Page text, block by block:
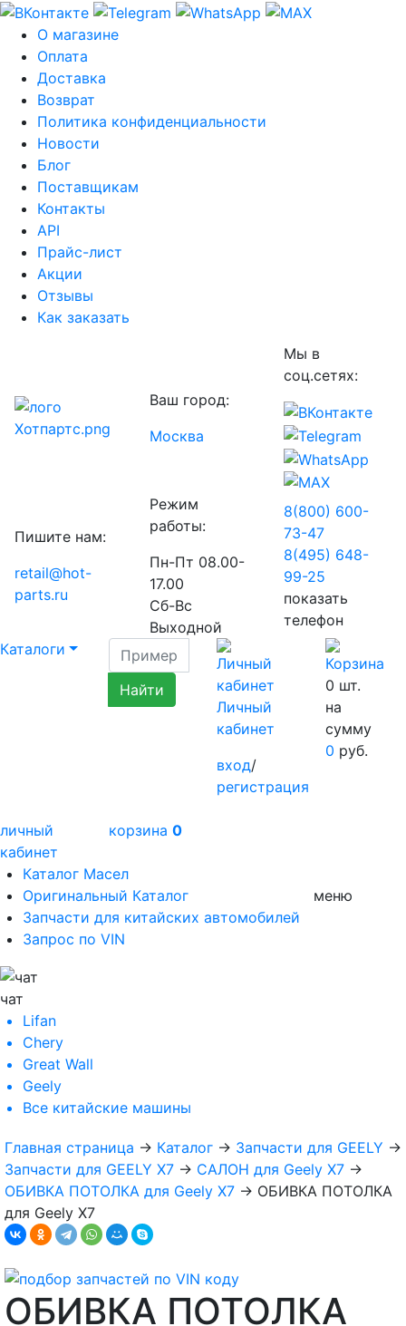
О магазине
Оплата
Доставка
Возврат
Политика конфиденциальности
Новости
Блог
Поставщикам
Контакты
API
Прайс-лист
Акции
Отзывы
Как заказать
Ваш город:
Москва
Мы в
соц.сетях:
Пишите нам:
retail@hot-
parts.ru
Режим
работы:
Пн-Пт 08.00-
17.00
Сб-Вс
Выходной
8(800) 600-
73-47
8(495) 648-
99-25
показать
телефон
Каталоги
Личный
кабинет
вход/
регистрация
0 шт.
на
сумму
0 руб.
личный
кабинет
корзина 0
Каталог Масел
Оригинальный Каталог
Запчасти для китайских автомобилей
Запрос по VIN
меню
чат
Lifan
Chery
Great Wall
Geely
Все китайские машины
Главная страница → Каталог → Запчасти для GEELY →
Запчасти для GEELY X7 → САЛОН для Geely X7 →
ОБИВКА ПОТОЛКА для Geely X7 → ОБИВКА ПОТОЛКА
для Geely X7
ОБИВКА ПОТОЛКА